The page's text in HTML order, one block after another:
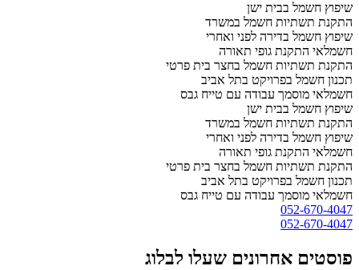
שיפוץ חשמל בבית ישן
התקנת תשתיות חשמל במשרד
שיפוץ חשמל בדירה לפני ואחרי
חשמלאי התקנת גופי תאורה
התקנת תשתיות חשמל בחצר בית פרטי
תכנון חשמל בפרויקט בתל אביב
חשמלאי מוסמך עבודה עם טייח גבס
שיפוץ חשמל בבית ישן
התקנת תשתיות חשמל במשרד
שיפוץ חשמל בדירה לפני ואחרי
חשמלאי התקנת גופי תאורה
התקנת תשתיות חשמל בחצר בית פרטי
תכנון חשמל בפרויקט בתל אביב
חשמלאי מוסמך עבודה עם טייח גבס
052-670-4047
052-670-4047
פוסטים אחרונים שעלו לבלוג